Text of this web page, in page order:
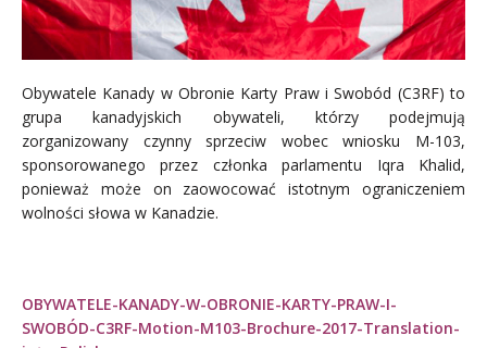
Obywatele Kanady w Obronie Karty Praw i Swobód (C3RF) to
grupa kanadyjskich obywateli, którzy podejmują
zorganizowany czynny sprzeciw wobec wniosku M-103,
sponsorowanego przez członka parlamentu Iqra Khalid,
ponieważ może on zaowocować istotnym ograniczeniem
wolności słowa w Kanadzie.
OBYWATELE-KANADY-W-OBRONIE-KARTY-PRAW-I-
SWOBÓD-C3RF-Motion-M103-Brochure-2017-Translation-